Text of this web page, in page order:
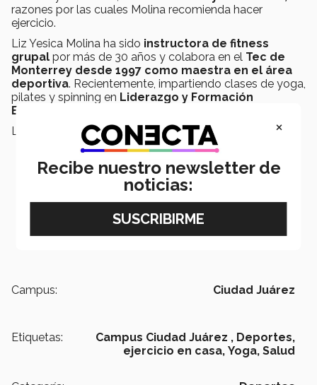
razones por las cuales Molina recomienda hacer
ejercicio.
Liz Yesica Molina ha sido instructora de fitness
grupal por más de 30 años y colabora en el Tec de
Monterrey desde 1997 como maestra en el área
deportiva. Recientemente, impartiendo clases de yoga,
pilates y spinning en Liderazgo y Formación
Estudiantil
Lee sobre más profesores de LiFE a continuación:
Campus: Ciudad Juárez
Etiquetas: Campus Ciudad Juárez , Deportes,
ejercicio en casa, Yoga, Salud
×
Recibe nuestro newsletter de
noticias: